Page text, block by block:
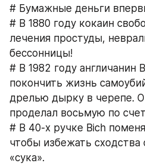
# Бумажные деньги
# В 1880 году кокаин
лечения простуды,
бессонницы!
# В 1982 году англичанин
покончить жизнь
дрелью дырку в черепе.
проделал восьмую по
# В 40-х ручке Bich
чтобы избежать
«сука».